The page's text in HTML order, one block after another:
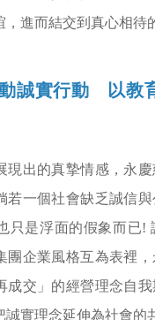
進而結交到真心相待
誠實行動 以教
現出的真摯情感，永
若一個社會缺乏誠信
只是浮面的假象而已!
團企業風格互為表裡
成交」的經營理念自
誠實理念延伸為社會的